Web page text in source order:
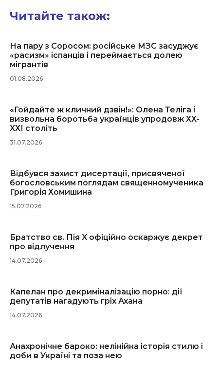
Читайте також:
На пару з Соросом: російське МЗС засуджує
«расизм» іспанців і переймається долею
мігрантів
01.08.2026
«Гойдайте ж кличний дзвін!»: Олена Теліга і
визвольна боротьба українців упродовж ХХ-
ХХІ століть
31.07.2026
Відбувся захист дисертації, присвяченої
богословським поглядам священномученика
Григорія Хомишина
15.07.2026
Братство св. Пія X офіційно оскаржує декрет
про відлучення
14.07.2026
Капелан про декриміналізацію порно: дії
депутатів нагадують гріх Ахана
14.07.2026
Анахронічне бароко: нелінійна історія стилю і
доби в Україні та поза нею